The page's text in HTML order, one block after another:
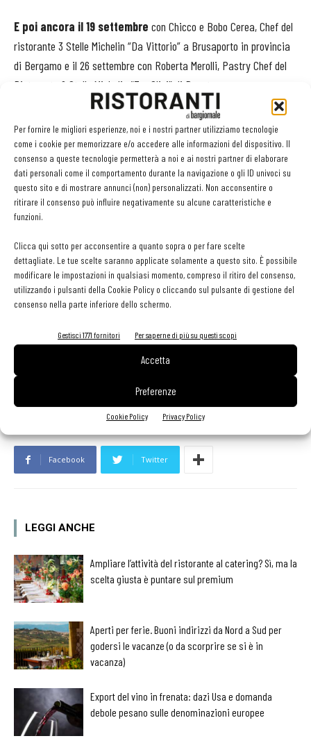
Per fornire le migliori esperienze, noi e i nostri partner utilizziamo tecnologie
come i cookie per memorizzare e/o accedere alle informazioni del dispositivo. Il
consenso a queste tecnologie permetterà a noi e ai nostri partner di elaborare
dati personali come il comportamento durante la navigazione o gli ID univoci su
questo sito e di mostrare annunci (non) personalizzati. Non acconsentire o
ritirare il consenso può influire negativamente su alcune caratteristiche e
funzioni.
Clicca qui sotto per acconsentire a quanto sopra o per fare scelte
dettagliate. Le tue scelte saranno applicate solamente a questo sito. È possibile
modificare le impostazioni in qualsiasi momento, compreso il ritiro del consenso,
utilizzando i pulsanti della Cookie Policy o cliccando sul pulsante di gestione del
consenso nella parte inferiore dello schermo.
Gestisci 1771 fornitori Per saperne di più su questi scopi
Accetta
Preferenze
Cookie Policy Privacy Policy
E poi ancora il 19 settembre con Chicco e Bobo Cerea, Chef del
ristorante 3 Stelle Michelin “Da Vittorio” a Brusaporto in provincia
di Bergamo e il 26 settembre con Roberta Merolli, Pastry Chef del
Ristorante 2 Stelle Michelin “Tre Olivi” di Paestum.
Gli incontri procedono il 3 ottobre conPierluca Ardito
, Chef
e Team Coach della Nazionale Italiana Cuochi e il 12 ottobre con
Diego Rossi, Chef della Trattoria Trippa di Milano. Si concludono il
7 novembre con Tommaso Foglia, Pastry Chef, già 1 Stella Michelin,
giudice di Bake off Italia e Cake Star – Pasticcerie in sfida e il 28
novembre con Giovanni Solofra, Chef del ristorante 2 Stelle Michelin
“Tre Olivi” di Paestum.
Qui il linkper iscriversi ai webinar in diretta streaming e rivedere
quelli passati:
chef/foodart/calendario_webinar_atupertucon.html
Facebook Twitter
LEGGI ANCHE
Ampliare l’attività del ristorante al catering? Sì, ma la
scelta giusta è puntare sul premium
Aperti per ferie. Buoni indirizzi da Nord a Sud per
godersi le vacanze (o da scorprire se si è in
vacanza)
Export del vino in frenata: dazi Usa e domanda
debole pesano sulle denominazioni europee